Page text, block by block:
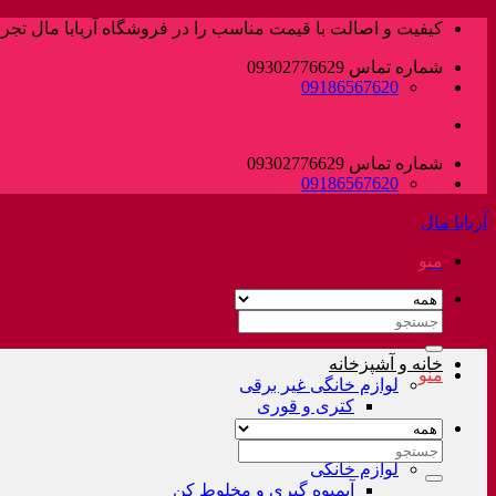
پرش
محتوا
کیفیت و اصالت با قیمت مناسب را در فروشگاه آربابا مال
شماره تماس 09302776629
09186567620
شماره تماس 09302776629
09186567620
آربابا مال
منو
جستجو
خانه و آشپزخانه
لوازم خانگی غیر برقی
کتری و قوری
لوازم خانگی
آبمیوه گیری و مخلوط کن
منو
جستجو
برای: